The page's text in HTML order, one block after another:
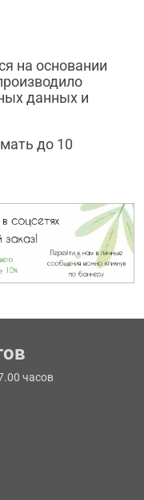
на основании
данных и
до 10
часов